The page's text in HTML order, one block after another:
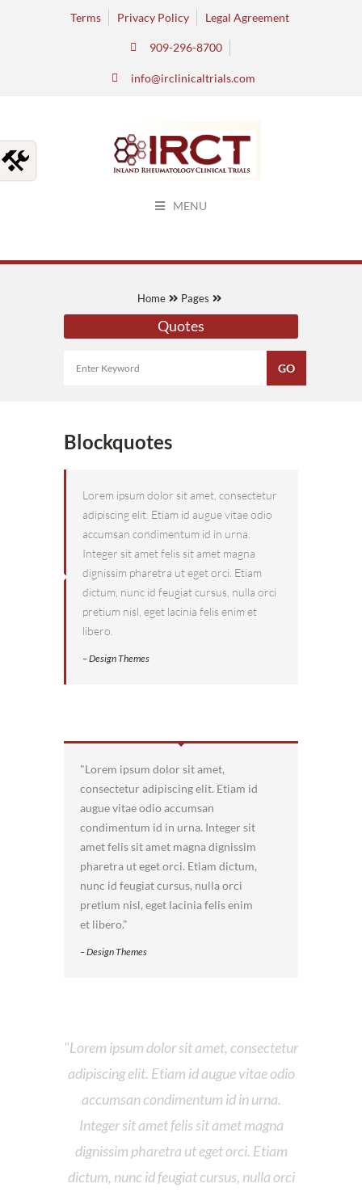
Terms Privacy Policy Legal Agreement
909-296-8700
info@irclinicaltrials.com
MENU
Home Pages
Quotes
Blockquotes
Lorem ipsum dolor sit amet, consectetur
adipiscing elit. Etiam id augue vitae odio
accumsan condimentum id in urna.
Integer sit amet felis sit amet magna
dignissim pharetra ut eget orci. Etiam
dictum, nunc id feugiat cursus, nulla orci
pretium nisl, eget lacinia felis enim et
libero.
– Design Themes
Lorem ipsum dolor sit amet,
consectetur adipiscing elit. Etiam id
augue vitae odio accumsan
condimentum id in urna. Integer sit
amet felis sit amet magna dignissim
pharetra ut eget orci. Etiam dictum,
nunc id feugiat cursus, nulla orci
pretium nisl, eget lacinia felis enim
et libero.
– Design Themes
Lorem ipsum dolor sit amet, consectetur
adipiscing elit. Etiam id augue vitae odio
accumsan condimentum id in urna.
Integer sit amet felis sit amet magna
dignissim pharetra ut eget orci. Etiam
dictum, nunc id feugiat cursus, nulla orci